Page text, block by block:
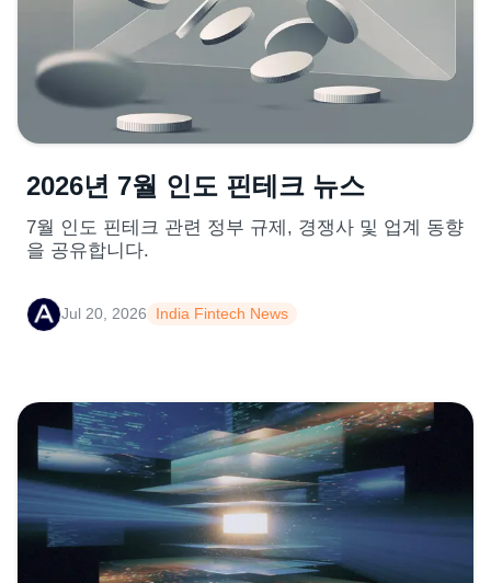
2026년 7월 인도 핀테크 뉴스
7월 인도 핀테크 관련 정부 규제, 경쟁사 및 업계 동향
을 공유합니다.
Jul 20, 2026 India Fintech News